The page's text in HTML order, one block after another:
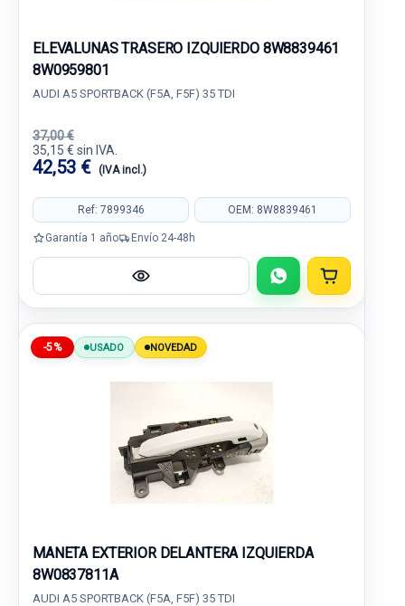
ELEVALUNAS TRASERO IZQUIERDO 8W8839461
8W0959801
AUDI A5 SPORTBACK (F5A, F5F) 35 TDI
37,00 €
35,15 € sin IVA.
42,53 € (IVA incl.)
Ref: 7899346 OEM: 8W8839461
Garantía 1 año Envío 24-48h
-5% USADO NOVEDAD
MANETA EXTERIOR DELANTERA IZQUIERDA
8W0837811A
AUDI A5 SPORTBACK (F5A, F5F) 35 TDI